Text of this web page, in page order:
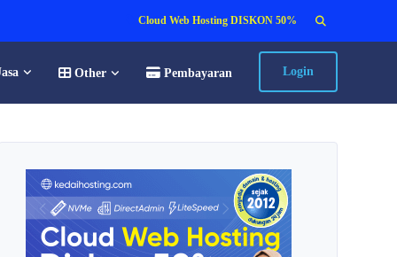
Cloud Web Hosting DISKON 50% Search
for:
Other Pembayaran Login